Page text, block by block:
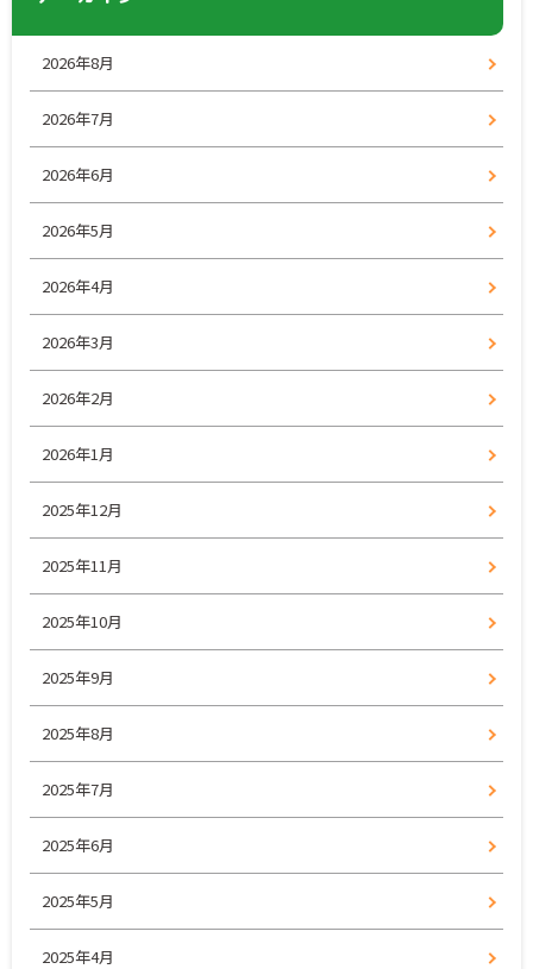
2026年8月
2026年7月
2026年6月
2026年5月
2026年4月
2026年3月
2026年2月
2026年1月
2025年12月
2025年11月
2025年10月
2025年9月
2025年8月
2025年7月
2025年6月
2025年5月
2025年4月